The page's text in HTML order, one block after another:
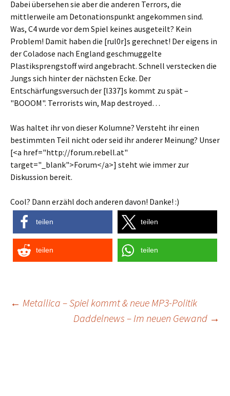
Dabei übersehen sie aber die anderen Terrors, die
mittlerweile am Detonationspunkt angekommen sind.
Was, C4 wurde vor dem Spiel keines ausgeteilt? Kein
Problem! Damit haben die [rul0r]s gerechnet! Der eigens in
der Coladose nach England geschmuggelte
Plastiksprengstoff wird angebracht. Schnell verstecken die
Jungs sich hinter der nächsten Ecke. Der
Entschärfungsversuch der [l337]s kommt zu spät –
"BOOOM". Terrorists win, Map destroyed…
Was haltet ihr von dieser Kolumne? Versteht ihr einen
bestimmten Teil nicht oder seid ihr anderer Meinung? Unser
[<a href="http://forum.rebell.at"
target="_blank">Forum</a>] steht wie immer zur
Diskussion bereit.
Cool? Dann erzähl doch anderen davon! Danke! :)
teilen teilen
teilen teilen
Post
← Metallica – Spiel kommt & neue MP3-Politik
Daddelnews – Im neuen Gewand →